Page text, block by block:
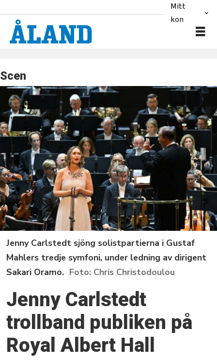
Mitt
konto
Scen
Jenny Carlstedt sjöng solistpartierna i Gustaf
Mahlers tredje symfoni, under ledning av dirigent
Sakari Oramo.
Chris Christodoulou
Jenny Carlstedt
trollband publiken på
Royal Albert Hall